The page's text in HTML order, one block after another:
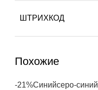
ШТРИХКОД
Похожие
-21%Синийсеро-синий